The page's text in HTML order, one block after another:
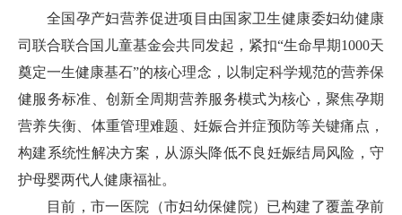
全国孕产妇营养促进项目由国家卫生健康委妇幼健康
司联合联合国儿童基金会共同发起，紧扣“生命早期1000天
奠定一生健康基石”的核心理念，以制定科学规范的营养保
健服务标准、创新全周期营养服务模式为核心，聚焦孕期
营养失衡、体重管理难题、妊娠合并症预防等关键痛点，
构建系统性解决方案，从源头降低不良妊娠结局风险，守
护母婴两代人健康福祉。
目前，市一医院（市妇幼保健院）已构建了覆盖孕前